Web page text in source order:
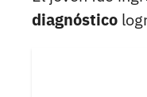
diagnóstico